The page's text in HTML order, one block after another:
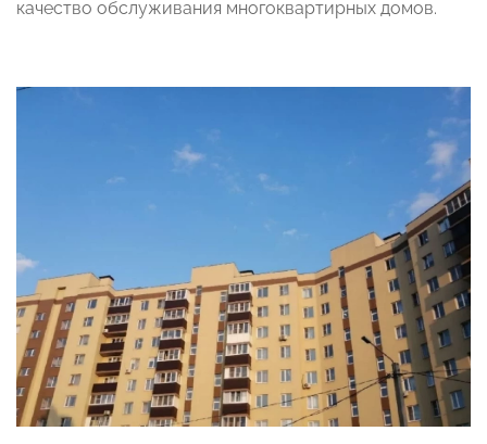
качество обслуживания многоквартирных домов.